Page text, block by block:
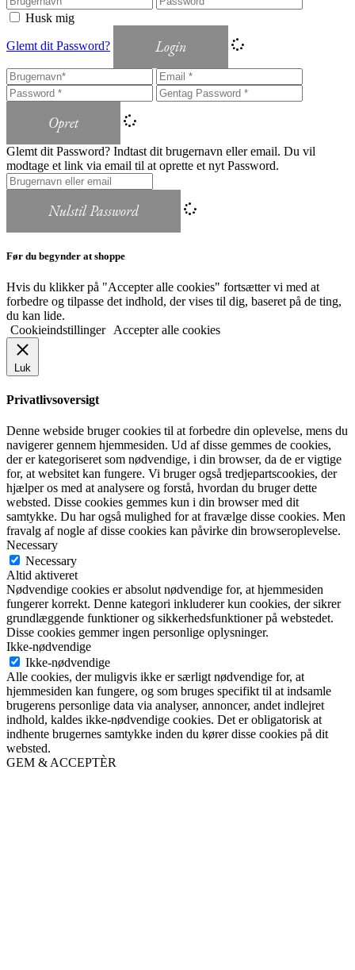
Husk mig
Glemt dit Password? Login
Opret
Glemt dit Password? Indtast dit brugernavn eller email. Du vil
modtage et link via email til at oprette et nyt Password.
Nulstil Password
Før du begynder at shoppe
Hvis du klikker på "Accepter alle cookies" fortsætter vi med at
forbedre og tilpasse det indhold, der vises til dig, baseret på de ting,
du kan lide.
Cookieindstillinger
Accepter alle cookies
Luk
Privatlivsoversigt
Denne webside bruger cookies til at forbedre din oplevelse, mens du
navigerer gennem hjemmesiden. Ud af disse gemmes de cookies,
der er kategoriseret som nødvendige, i din browser, da de er vigtige
for, at websitet kan fungere. Vi bruger også tredjepartscookies, der
hjælper os med at analysere og forstå, hvordan du bruger dette
websted. Disse cookies gemmes kun i din browser med dit
samtykke. Du har også mulighed for at fravælge disse cookies. Men
fravalg af nogle af disse cookies kan påvirke din browseroplevelse.
Necessary
Necessary
Altid aktiveret
Nødvendige cookies er absolut nødvendige for, at hjemmesiden
fungerer korrekt. Denne kategori inkluderer kun cookies, der sikrer
grundlæggende funktioner og sikkerhedsfunktioner på webstedet.
Disse cookies gemmer ingen personlige oplysninger.
Ikke-nødvendige
Ikke-nødvendige
Alle cookies, der muligvis ikke er særligt nødvendige for, at
hjemmesiden kan fungere, og som bruges specifikt til at indsamle
brugerens personlige data via analyser, annoncer, andet indlejret
indhold, kaldes ikke-nødvendige cookies. Det er obligatorisk at
indhente brugernes samtykke inden du kører disse cookies på dit
websted.
GEM & ACCEPTÈR